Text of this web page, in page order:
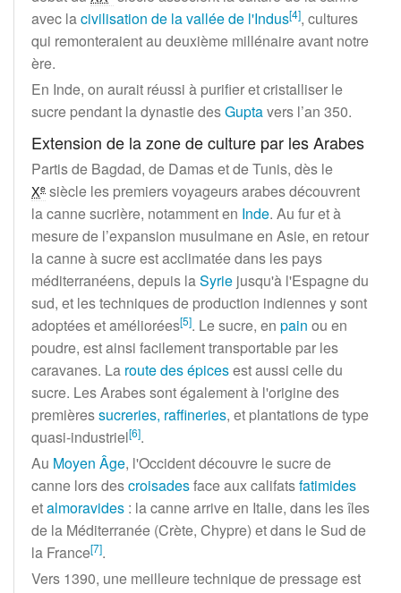
avec lacivilisation de la vallée de l'Indus[4], cultures
qui remonteraient au deuxième millénaire avant notre
ère.
En Inde, on aurait réussi à purifier et cristalliser le
sucre pendant la dynastie desGuptavers l’an 350.
Extension de la zone de culture par les Arabes
Partis de Bagdad, de Damas et de Tunis, dès le
Xe siècle les premiers voyageurs arabes découvrent
la canne sucrière, notamment en Inde. Au fur et à
mesure de l’expansion musulmane en Asie, en retour
la canne à sucre est acclimatée dans les pays
méditerranéens, depuis laSyrie jusqu'à l'Espagne du
sud, et les techniques de production indiennes y sont
adoptées et améliorées[5]. Le sucre, en pain ou en
poudre, est ainsi facilement transportable par les
caravanes. La route des épicesest aussi celle du
sucre. Les Arabes sont également à l'origine des
premièressucreries, raffineries, et plantations de type
quasi-industriel[6].
Au Moyen Âge, l'Occident découvre le sucre de
canne lors descroisadesface aux califatsfatimides
etalmoravides : la canne arrive en Italie, dans les îles
de la Méditerranée (Crète, Chypre) et dans le Sud de
la France[7].
Vers 1390, une meilleure technique de pressage est